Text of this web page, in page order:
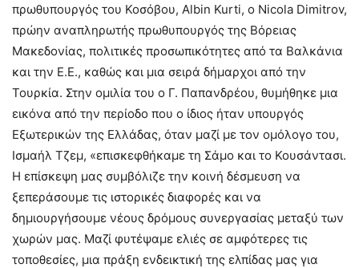
πρωθυπουργός του Κοσόβου, Albin Kurti, ο Nicola Dimitrov,
πρώην αναπληρωτής πρωθυπουργός της Βόρειας
Μακεδονίας, πολιτικές προσωπικότητες από τα Βαλκάνια
και την Ε.Ε., καθώς και μια σειρά δήμαρχοι από την
Τουρκία. Στην ομιλία του ο Γ. Παπανδρέου, θυμήθηκε μια
εικόνα από την περίοδο που ο ίδιος ήταν υπουργός
Εξωτερικών της Ελλάδας, όταν μαζί με τον ομόλογο του,
Ισμαήλ Τζεμ, «επισκεφθήκαμε τη Σάμο και το Κουσάντασι.
Η επίσκεψη μας συμβόλιζε την κοινή δέσμευση να
ξεπεράσουμε τις ιστορικές διαφορές και να
δημιουργήσουμε νέους δρόμους συνεργασίας μεταξύ των
χωρών μας. Μαζί φυτέψαμε ελιές σε αμφότερες τις
τοποθεσίες, μια πράξη ενδεικτική της ελπίδας μας για